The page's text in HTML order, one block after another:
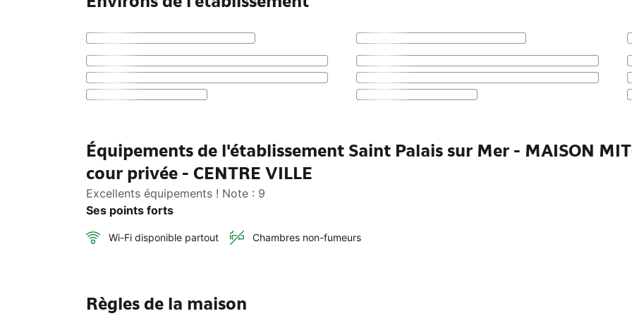
Équipements de l'établissement Saint Palais sur Mer - MAISON
cour privée - CENTRE VILLE
Excellents équipements ! Note : 9
Ses points forts
Wi-Fi disponible partout Chambres non-fumeurs
Règles de la maison